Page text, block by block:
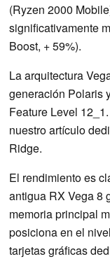
(Ryzen 2000
significativamente
Boost, + 59%).
La arquitectura
generación Polaris
Feature Level
nuestro artículo
Ridge.
El rendimiento es
antigua RX Vega 8
memoria principal
posiciona en el
tarjetas gráficas